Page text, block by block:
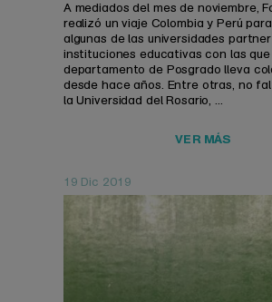
A mediados del mes de noviembre,
realizó un viaje Colombia y Perú
algunas de las universidades
instituciones educativas con las que
departamento de Posgrado lleva
desde hace años. Entre otras, no
la Universidad del Rosario, ...
VER MÁS
19 Dic 2019